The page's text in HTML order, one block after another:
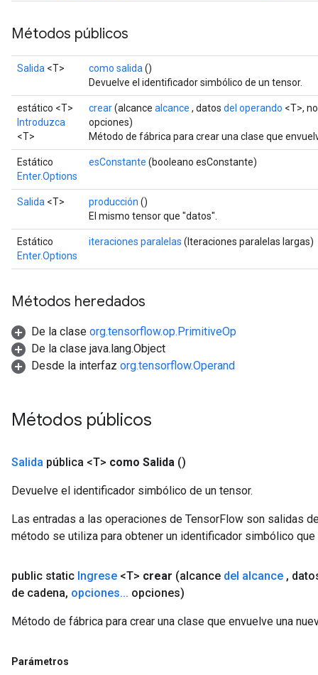
Métodos públicos
Salida <T> como salida ()
Devuelve el identificador simbólico de un tensor.
estático <T>
Introduzca
<T>
crear(alcance alcance , datos del operando <T>,
opciones)
Método de fábrica para crear una clase que
Estático
Enter.Options
esConstante (booleano esConstante)
Salida <T> producción ()
El mismo tensor que "datos".
Estático
Enter.Options
iteraciones paralelas (Iteraciones paralelas largas)
Métodos heredados
De la clase org.tensorflow.op.PrimitiveOp
De la clase java.lang.Object
Desde la interfaz org.tensorflow.Operand
Métodos públicos
Salida pública <T> como Salida ()
Devuelve el identificador simbólico de un tensor.
Las entradas a las operaciones de TensorFlow son salidas
método se utiliza para obtener un identificador simbólico
public static Ingrese <T> crear (alcance del alcance ,
de cadena, opciones... opciones)
Método de fábrica para crear una clase que envuelve una
Parámetros